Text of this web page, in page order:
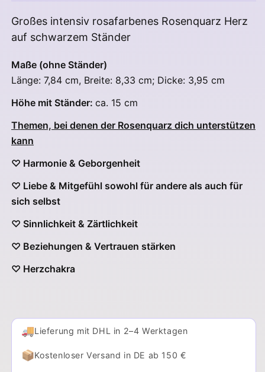
Großes intensiv rosafarbenes Rosenquarz Herz
auf schwarzem Ständer
Maße (ohne Ständer)
Länge: 7,84 cm, Breite: 8,33 cm; Dicke: 3,95 cm
Höhe mit Ständer: ca. 15 cm
Themen, bei denen der Rosenquarz dich unterstützen
kann
♡ Harmonie & Geborgenheit
♡ Liebe & Mitgefühl sowohl für andere als auch für
sich selbst
♡ Sinnlichkeit & Zärtlichkeit
♡ Beziehungen & Vertrauen stärken
♡ Herzchakra
🚚Lieferung mit DHL in 2–4 Werktagen
📦Kostenloser Versand in DE ab 150 €